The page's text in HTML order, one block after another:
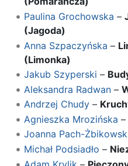
Paulina Grochowska –
(Jagoda)
Anna Szpaczyńska –
(Limonka)
Jakub Szyperski –
Aleksandra Radwan–
Andrzej Chudy–
Agnieszka Mrozińska –
Joanna Pach-
Michał Podsiadło –